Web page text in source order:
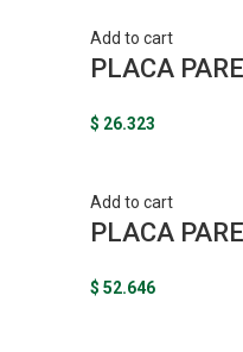
Add to cart
PLACA
$ 26.323
Add to cart
PLACA
$ 52.646